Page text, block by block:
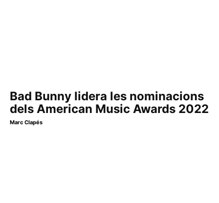
Bad Bunny lidera les nominacions
dels American Music Awards 2022
Marc Clapés